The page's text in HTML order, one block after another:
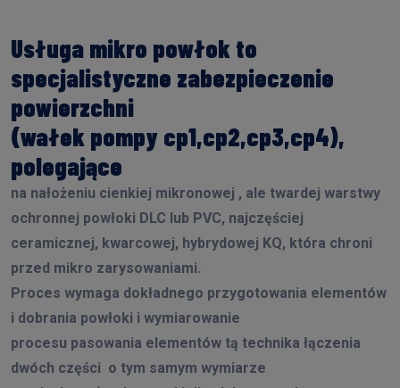
Usługa mikro powłok to
specjalistyczne zabezpieczenie
powierzchni
(wałek pompy cp1,cp2,cp3,cp4),
polegające
na nałożeniu cienkiej mikronowej , ale twardej warstwy
ochronnej powłoki DLC lub PVC, najczęściej
ceramicznej, kwarcowej, hybrydowej KQ, która chroni
przed mikro zarysowaniami.
Proces wymaga dokładnego przygotowania elementów
i dobrania powłoki i wymiarowanie
procesu pasowania elementów tą technika łączenia
dwóch części o tym samym wymiarze